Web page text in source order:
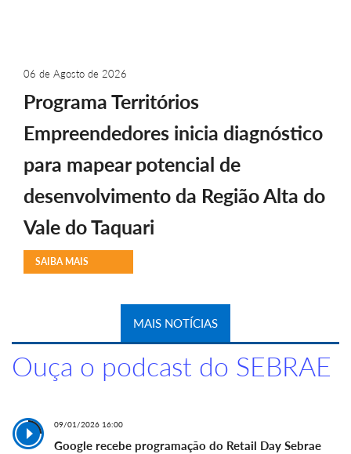
06 de Agosto de 2026
Programa Territórios
Empreendedores inicia diagnóstico
para mapear potencial de
desenvolvimento da Região Alta do
Vale do Taquari
SAIBA MAIS
MAIS NOTÍCIAS
Ouça o podcast do SEBRAE
09/01/2026 16:00
Google recebe programação do Retail Day Sebrae